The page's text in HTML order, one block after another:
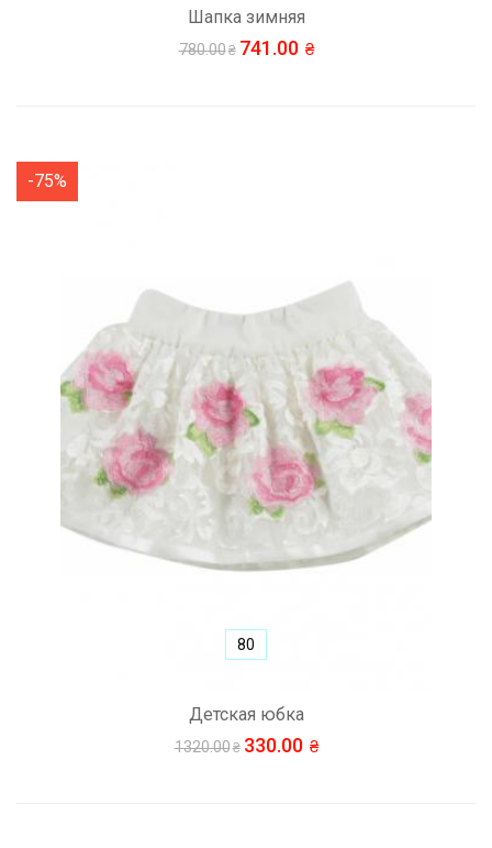
Шапка зимняя
780.00 741.00
-75%
Детская юбка
1320.00 330.00
80